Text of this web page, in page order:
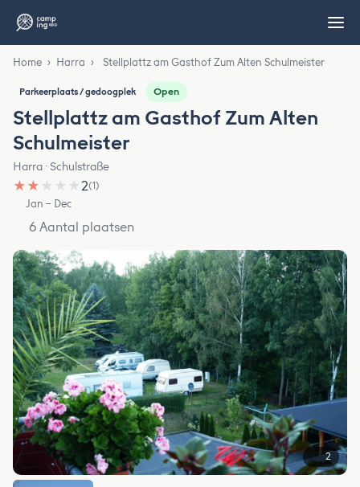
Home › Harra › Stellplattz am Gasthof Zum Alten Schulmeister
Parkeerplaats / gedoogplek Open
Stellplattz am Gasthof Zum Alten
Schulmeister
Harra · Schulstraße
★ ★ ★ ★ ★2(1)
Jan – Dec
6 Aantal plaatsen
2